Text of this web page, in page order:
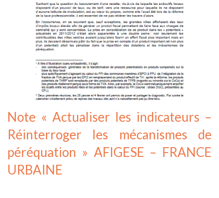
Note « Actualiser les indicateurs –
Réinterroger les mécanismes de
péréquation » AFIGESE – FRANCE
URBAINE